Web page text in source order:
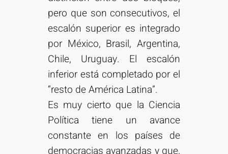
pero que son consecutivos, el
escalón superior es integrado
por México, Brasil, Argentina,
Chile, Uruguay. El escalón
inferior está completado por el
“resto de América Latina”.
Es muy cierto que la Ciencia
Política tiene un avance
constante en los países de
democracias avanzadas y que,